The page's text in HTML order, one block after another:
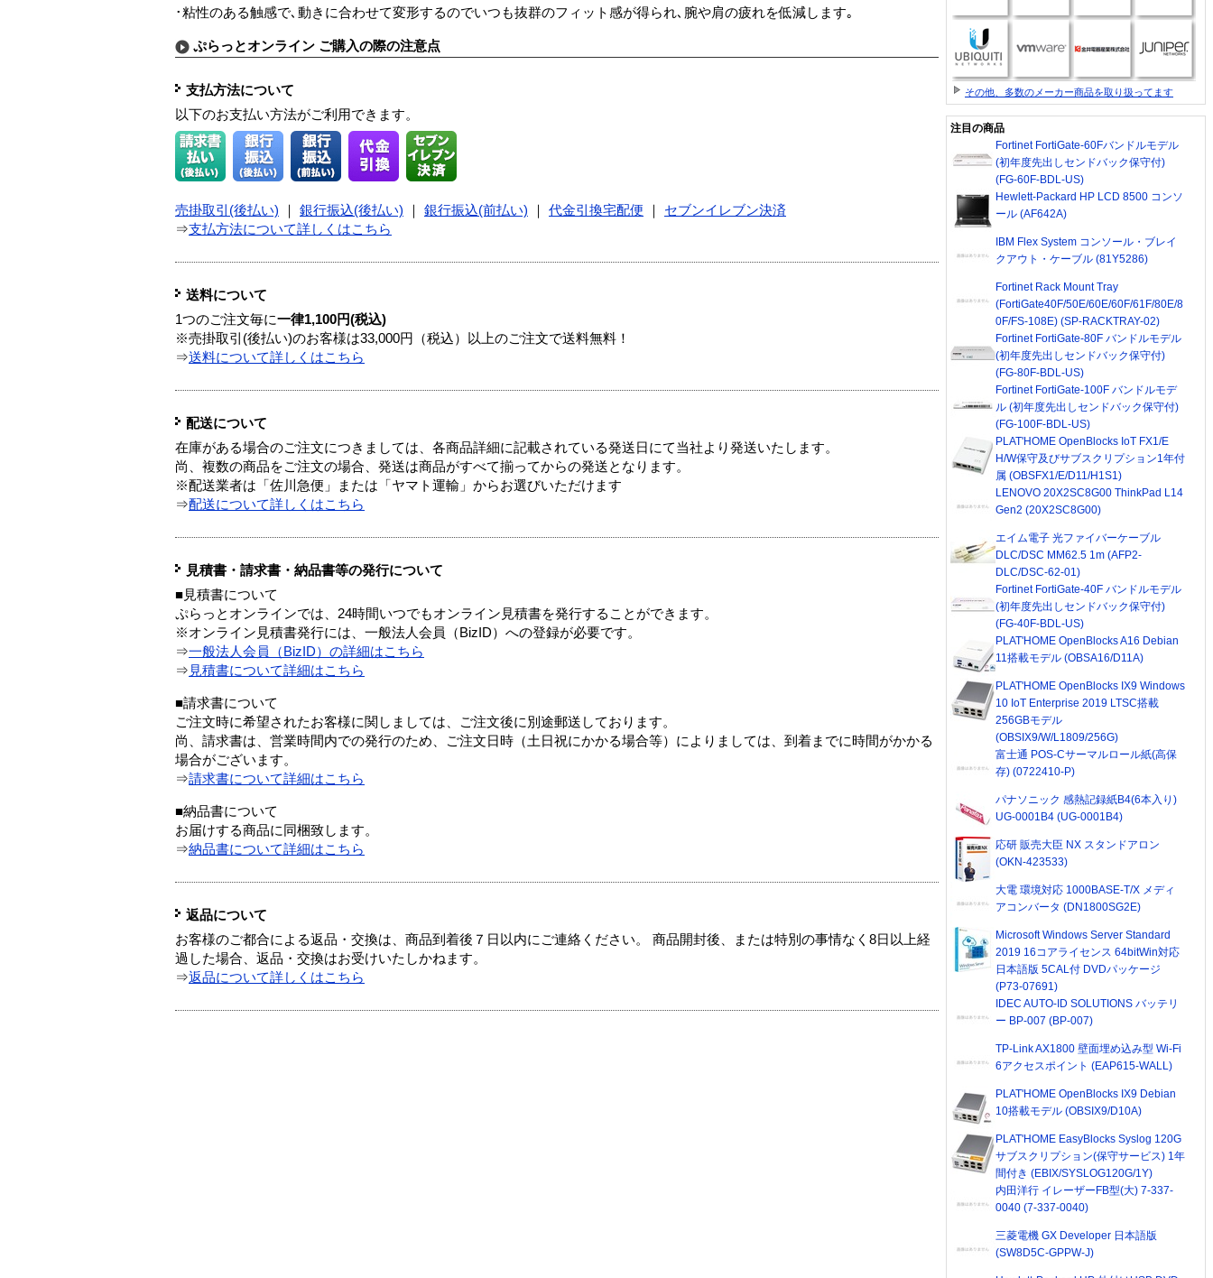
･粘性のある触感で､動きに合わせて変形するのでいつも抜群のフィット感が得られ､腕や肩の疲れを低減します｡
ぷらっとオンライン ご購入の際の注意点
支払方法について
以下のお支払い方法がご利用できます。
売掛取引(後払い) 銀行振込(後払い) 銀行振込(前払い) 代金引換宅配便
セブンイレブン決済
⇒支払方法について詳しくはこちら
送料について
1つのご注文毎に一律1,100円(税込)
※売掛取引(後払い)のお客様は33,000円（税込）以上のご注文で送料無料！
⇒送料について詳しくはこちら
配送について
在庫がある場合のご注文につきましては、各商品詳細に記載されている発送日にて当社より発送いたします。
尚、複数の商品をご注文の場合、発送は商品がすべて揃ってからの発送となります。
※配送業者は「佐川急便」または「ヤマト運輸」からお選びいただけます
⇒配送について詳しくはこちら
見積書・請求書・納品書等の発行について
■見積書について
ぷらっとオンラインでは、24時間いつでもオンライン見積書を発行することができます。
※オンライン見積書発行には、一般法人会員（BizID）への登録が必要です。
⇒一般法人会員（BizID）の詳細はこちら
⇒ 見積書について詳細はこちら
■請求書について
ご注文時に希望されたお客様に関しましては、ご注文後に別途郵送しております。
尚、請求書は、営業時間内での発行のため、ご注文日時（土日祝にかかる場合等）によりましては、到着までに時間がかかる
場合がございます。
⇒請求書について詳細はこちら
■納品書について
お届けする商品に同梱致します。
⇒納品書について詳細はこちら
返品について
お客様のご都合による返品・交換は、商品到着後７日以内にご連絡ください。 商品開封後、または特別の事情なく8日以上経
過した場合、返品・交換はお受けいたしかねます。
⇒返品について詳しくはこちら
その他、多数のメーカー商品を取り扱ってます
注目の商品
Fortinet FortiGate-60Fバンドルモデル
(初年度先出しセンドバック保守付)
(FG-60F-BDL-US)
Hewlett-Packard HP LCD 8500 コンソ
ール (AF642A)
IBM Flex System コンソール・ブレイ
クアウト・ケーブル (81Y5286)
Fortinet Rack Mount Tray
(FortiGate40F/50E/60E/60F/61F/80E/8
0F/FS-108E) (SP-RACKTRAY-02)
Fortinet FortiGate-80F バンドルモデル
(初年度先出しセンドバック保守付)
(FG-80F-BDL-US)
Fortinet FortiGate-100F バンドルモデ
ル (初年度先出しセンドバック保守付)
(FG-100F-BDL-US)
PLAT'HOME OpenBlocks IoT FX1/E
H/W保守及びサブスクリプション1年付
属 (OBSFX1/E/D11/H1S1)
LENOVO 20X2SC8G00 ThinkPad L14
Gen2 (20X2SC8G00)
エイム電子 光ファイバーケーブル
DLC/DSC MM62.5 1m (AFP2-
DLC/DSC-62-01)
Fortinet FortiGate-40F バンドルモデル
(初年度先出しセンドバック保守付)
(FG-40F-BDL-US)
PLAT'HOME OpenBlocks A16 Debian
11搭載モデル (OBSA16/D11A)
PLAT'HOME OpenBlocks IX9 Windows
10 IoT Enterprise 2019 LTSC搭載
256GBモデル
(OBSIX9/W/L1809/256G)
富士通 POS-Cサーマルロール紙(高保
存) (0722410-P)
パナソニック 感熱記録紙B4(6本入り)
UG-0001B4 (UG-0001B4)
応研 販売大臣 NX スタンドアロン
(OKN-423533)
大電 環境対応 1000BASE-T/X メディ
アコンバータ (DN1800SG2E)
Microsoft Windows Server Standard
2019 16コアライセンス 64bitWin対応
日本語版 5CAL付 DVDパッケージ
(P73-07691)
IDEC AUTO-ID SOLUTIONS バッテリ
ー BP-007 (BP-007)
TP-Link AX1800 壁面埋め込み型 Wi-Fi
6アクセスポイント (EAP615-WALL)
PLAT'HOME OpenBlocks IX9 Debian
10搭載モデル (OBSIX9/D10A)
PLAT'HOME EasyBlocks Syslog 120G
サブスクリプション(保守サービス) 1年
間付き (EBIX/SYSLOG120G/1Y)
内田洋行 イレーザーFB型(大) 7-337-
0040 (7-337-0040)
三菱電機 GX Developer 日本語版
(SW8D5C-GPPW-J)